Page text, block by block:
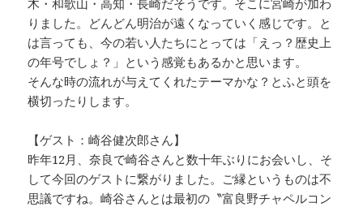
りました。どんどん明治が遠くなっていく感じです。と
は言っても、今の若い人たちにとっては「えっ？歴史上
の年号でしょ？」という感覚もあるかと思います。
そんな時の流れが与えてくれたテーマかな？とふと頭を
横切ったりします。
【ゲスト：崎谷健次郎さん】
昨年12月、奈良で崎谷さんと数十年ぶりにお会いし、そ
して今回のゲストに繋がりました。ご縁というものは不
思議ですね。崎谷さんとは最初の〝富良野チャペルコン